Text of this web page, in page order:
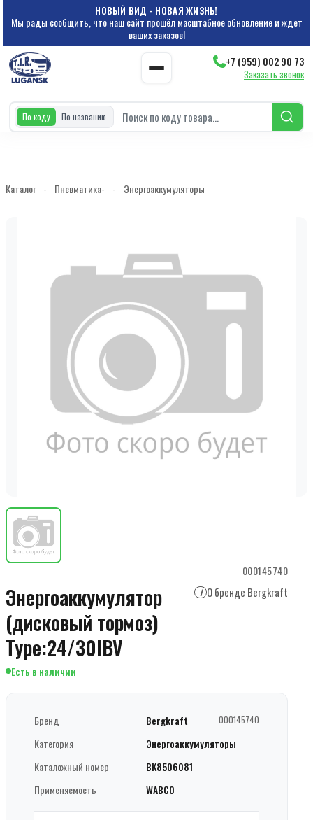
НОВЫЙ ВИД - НОВАЯ ЖИЗНЬ!
Мы рады сообщить, что наш сайт прошёл масштабное обновление и ждет
ваших заказов!
+7 (959) 002 90 73
Заказать звонок
По коду По названию
Каталог - Пневматика- - Энергоаккумуляторы
000145740
Энергоаккумулятор
(дисковый тормоз)
Type:24/30IBV
i О бренде Bergkraft
Есть в наличии
Бренд Bergkraft 000145740
Категория
Энергоаккумуляторы
Каталожный номер
BK8506081
Применяемость
WABCO